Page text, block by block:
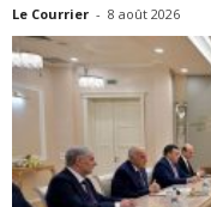
Le Courrier - 8 août 2026